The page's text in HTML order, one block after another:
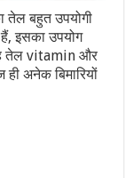
तेल बहुत उपयोगी
इसका उपयोग
तेल vitamin और
अनेक बिमारियों